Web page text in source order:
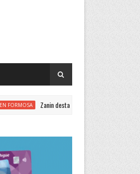
Zanin destacó que el aumento salarial fortalece el